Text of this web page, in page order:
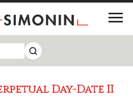
Day-Date II